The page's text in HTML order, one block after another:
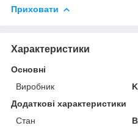
Приховати
Характеристики
Основні
Виробник
Додаткові характеристики
Стан